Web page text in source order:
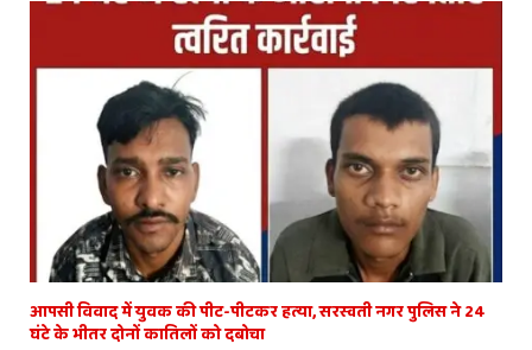
आपसी विवाद में युवक की पीट-पीटकर हत्या, सरस्वती नगर पुलिस ने 24
घंटे के भीतर दोनों कातिलों को दबोचा